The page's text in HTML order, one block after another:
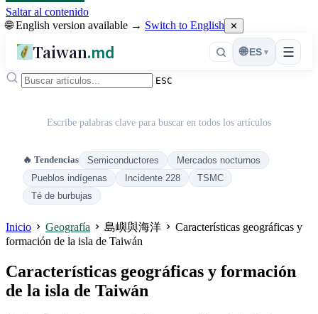
Saltar al contenido
🌐 English version available → Switch to English ✕
Taiwan.md ☰
🌐 ES ▾
ESC
Escribe palabras clave para buscar en todos los artículos
🔥 Tendencias Semiconductores
Mercados nocturnos
Pueblos indígenas
Incidente 228
TSMC
Té de burbujas
Inicio Geografía 島嶼與海洋
Características geográficas y
formación de la isla de Taiwán
Características geográficas y formación
de la isla de Taiwán